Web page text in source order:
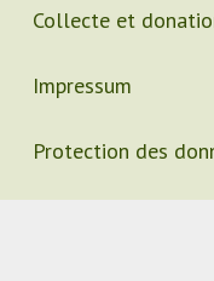
Collecte et
Impressum
Protection des